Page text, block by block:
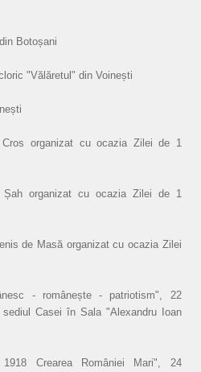
Botoșani
"Vălăretul" din Voinești
organizat cu ocazia Zilei de 1
Șah organizat cu ocazia Zilei de 1
de Masă organizat cu ocazia Zilei
- românește - patriotism", 22
Casei în Sala "Alexandru Ioan
Crearea României Mari", 24